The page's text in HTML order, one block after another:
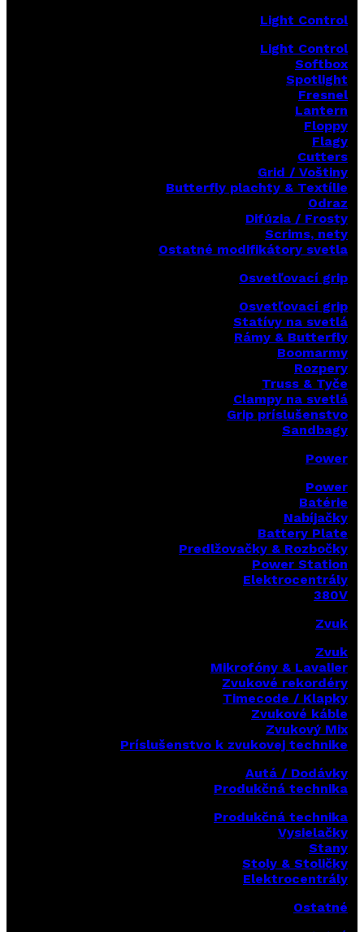
Light Control
Light Control
Softbox
Spotlight
Fresnel
Lantern
Floppy
Flagy
Cutters
Grid / Voštiny
Butterfly plachty & Textílie
Odraz
Difúzia / Frosty
Scrims, nety
Ostatné modifikátory svetla
Osvetľovací grip
Osvetľovací grip
Statívy na svetlá
Rámy & Butterfly
Boomarmy
Rozpery
Truss & Tyče
Clampy na svetlá
Grip príslušenstvo
Sandbagy
Power
Power
Batérie
Nabíjačky
Battery Plate
Predlžovačky & Rozbočky
Power Station
Elektrocentrály
380V
Zvuk
Zvuk
Mikrofóny & Lavalier
Zvukové rekordéry
Timecode / Klapky
Zvukové káble
Zvukový Mix
Príslušenstvo k zvukovej technike
Autá / Dodávky
Produkčná technika
Produkčná technika
Vysielačky
Stany
Stoly & Stoličky
Elektrocentrály
Ostatné